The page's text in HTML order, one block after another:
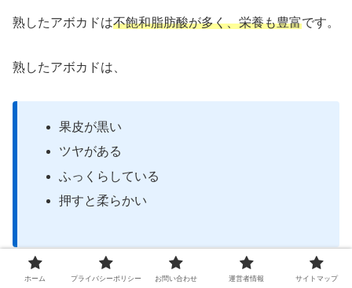
熟したアボカドは不飽和脂肪酸が多く、栄養も豊富です。
熟したアボカドは、
果皮が黒い
ツヤがある
ふっくらしている
押すと柔らかい
のがポイントです。
ホーム プライバシーポリシー お問い合わせ 運営者情報 サイトマップ